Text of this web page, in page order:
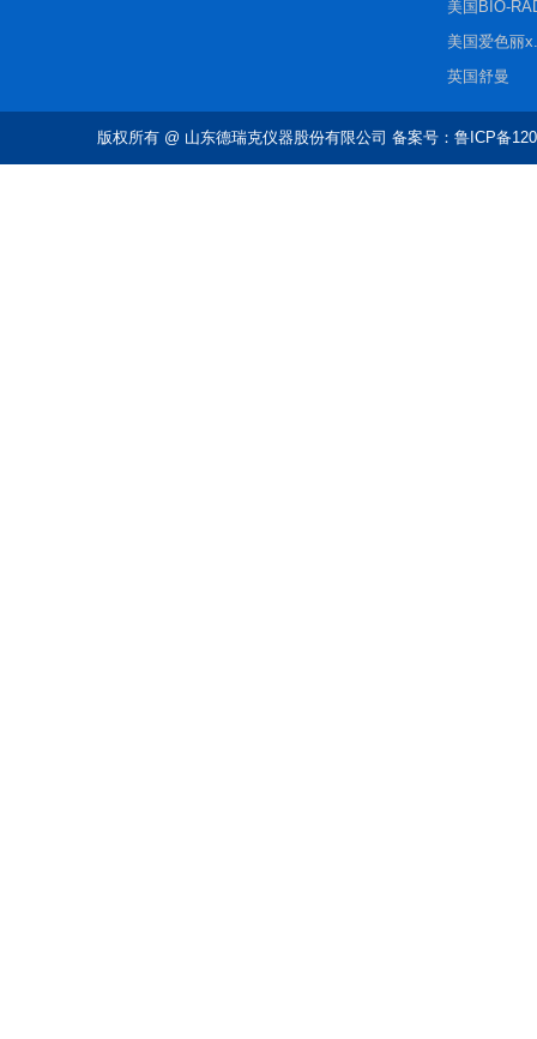
美国BIO-
美国爱色丽
英国舒曼
版权所有 @ 山东德瑞克仪器股份有限公司 备案号：鲁ICP备